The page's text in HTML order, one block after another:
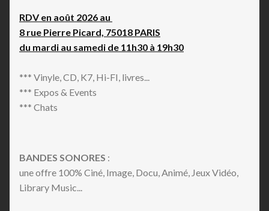
RDV en août 2026 au
8 rue Pierre Picard, 75018 PARIS
du mardi au samedi de 11h30 à 19h30
*** Vinyle, CD, K7, Hi-FI, livres...
*** Expos & Events
*** Chats
BANDES SONORES :
une offre 100% Ciné, Image, Docu, Animé, Jeux Vidéo,
Library Music...